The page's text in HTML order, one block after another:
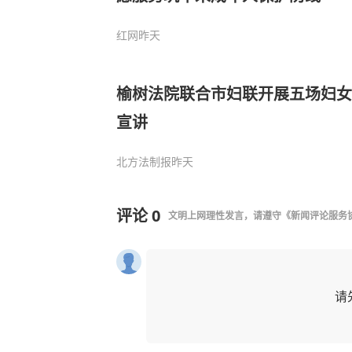
红网昨天
榆树法院联合市妇联开展五场妇
宣讲
北方法制报昨天
评论0 文明上网理性发言，请遵守 《新闻评论服务
请